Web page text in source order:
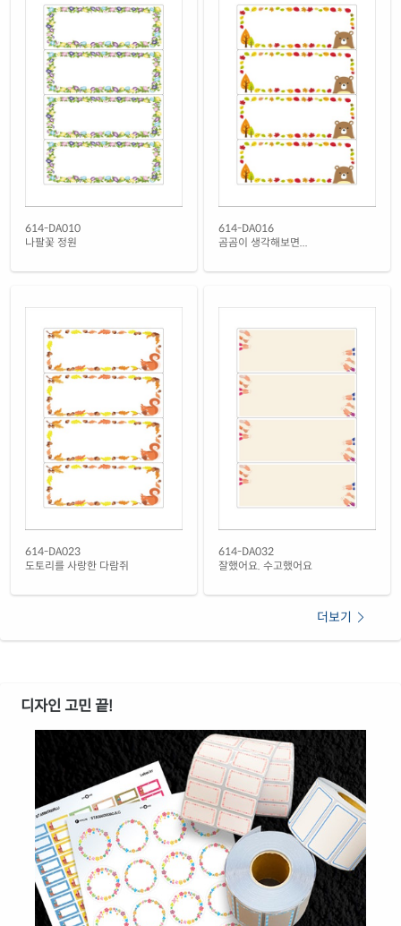
614-DA010
나팔꽃 정원
614-DA016
곰곰이 생각해보면...
614-DA023
도토리를 사랑한 다람쥐
614-DA032
잘했어요. 수고했어요
더보기
디자인 고민 끝!